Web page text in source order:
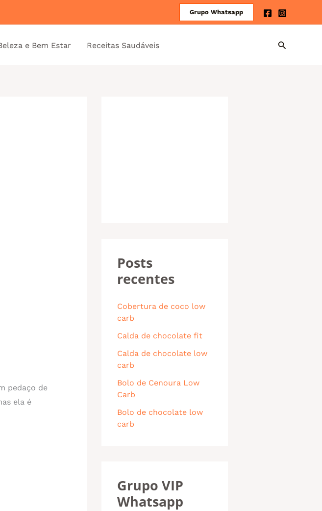
Grupo Whatsapp
e Bem Estar Receitas Saudáveis
pedaço de
ela é
Posts
recentes
Cobertura de coco low
carb
Calda de chocolate fit
Calda de chocolate low
carb
Bolo de Cenoura Low
Carb
Bolo de chocolate low
carb
Grupo VIP
Whatsapp